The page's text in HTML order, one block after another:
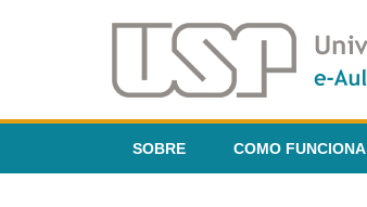
SOBRE COMO FUNCIONA